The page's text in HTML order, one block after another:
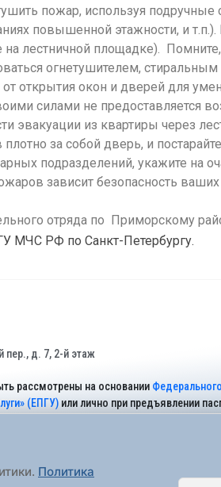
пожар, используя
повышенной этажности, и
лестничной площадке).
огнетушителем,
открытия окон и дверей для
силами не предоставляется
эвакуации из квартиры через
за собой дверь, и
подразделений, укажите на
зависит безопасность
отряда по Приморскому
МЧС РФ по Санкт-Петербургу.
пер., д. 7, 2-й этаж
рассмотрены на основании
(ЕПГУ)или лично при предъявлении
Политика